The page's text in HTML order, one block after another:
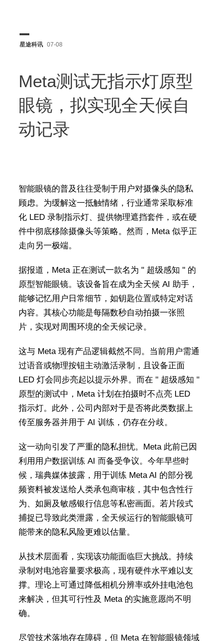
星途科讯 07-08
Meta测试无指示灯原型
眼镜，拟实现全天候自
动记录
智能眼镜的普及往往受制于用户对摄像头的隐私
顾虑。为缓解这一抵触情绪，行业通常采取标准
化 LED 录制指示灯、提供物理遮挡套件，或在硬
件中彻底移除摄像头等策略。然而，Meta 似乎正
走向另一极端。
据报道，Meta 正在测试一款名为 " 超级感知 " 的
原型智能眼镜。该设备旨在成为全天候 AI 助手，
能够记忆用户日常细节，如钥匙位置或特定对话
内容。其核心功能是每隔数秒自动拍摄一张照
片，实现对周围环境的全天候记录。
这与 Meta 现有产品逻辑截然不同。当前用户需通
过语音或物理按钮主动激活录制，且设备正面
LED 灯会同步亮起以提示外界。而在 " 超级感知 "
原型的测试中，Meta 计划在拍摄时不点亮 LED
指示灯。此外，公司内部对于是否将此类数据上
传至服务器并用于 AI 训练，仍存在分歧。
这一动向引发了严重的隐私担忧。Meta 此前已因
利用用户数据训练 AI 而备受争议。今年早些时
候，瑞典媒体披露，用于训练 Meta AI 的部分视
频资料被发送给人类承包商审核，其中包含性行
为、如厕及敏感银行信息等私密画面。若片段式
捕捉已导致此类泄露，全天候运行的智能眼镜可
能带来的隐私风险更难以估量。
从技术层面看，实现该功能面临巨大挑战。持续
录制对电池容量要求极高，现有硬件水平难以支
撑。理论上可通过降低相机分辨率或外挂电池包
来解决，但其可行性及 Meta 的实施意愿尚不明
确。
尽管技术落地存在障碍，但 Meta 在智能眼镜领域